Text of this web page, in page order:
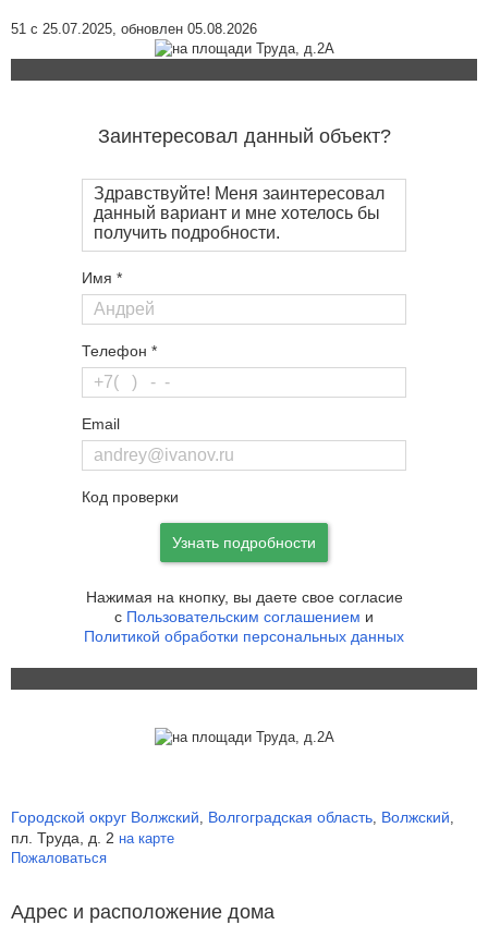
51 с 25.07.2025, обновлен 05.08.2026
Заинтересовал данный объект?
Имя *
Телефон *
Email
Код проверки
Узнать подробности
Нажимая на кнопку, вы даете свое согласие
с Пользовательским соглашением и
Политикой обработки персональных данных
Городской округ Волжский, Волгоградская область, Волжский,
пл. Труда, д. 2 на карте
Пожаловаться
Адрес и расположение дома